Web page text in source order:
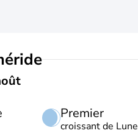
Premier
croissant de Lune